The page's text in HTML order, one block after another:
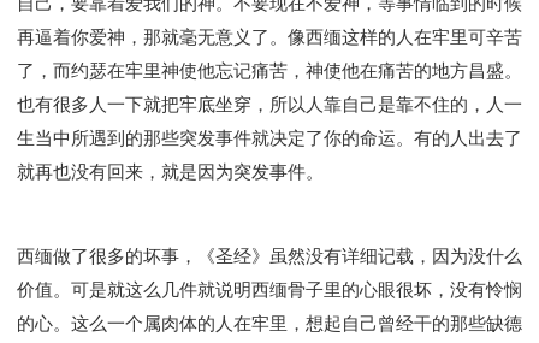
再逼着你爱神，那就毫无意义了。像西缅这样的人在牢里可辛苦
了，而约瑟在牢里神使他忘记痛苦，神使他在痛苦的地方昌盛。
也有很多人一下就把牢底坐穿，所以人靠自己是靠不住的，人一
生当中所遇到的那些突发事件就决定了你的命运。有的人出去了
就再也没有回来，就是因为突发事件。
西缅做了很多的坏事，《圣经》虽然没有详细记载，因为没什么
价值。可是就这么几件就说明西缅骨子里的心眼很坏，没有怜悯
的心。这么一个属肉体的人在牢里，想起自己曾经干的那些缺德